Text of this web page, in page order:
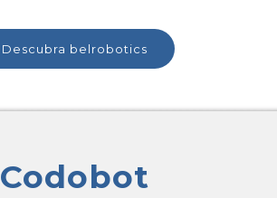
descubra belrobotics
Codobot